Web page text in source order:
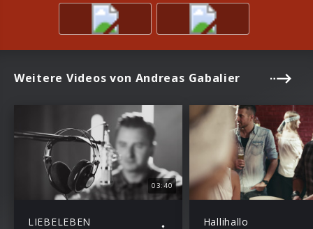
Weitere Videos von Andreas Gabalier
03:40
LIEBELEBEN Hallihallo